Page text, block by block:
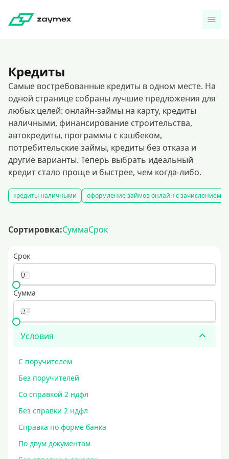
Кредиты
Самые востребованные кредиты в одном месте. На
одной странице собраны лучшие предложения для
любых целей: онлайн-займы на карту, кредиты
наличными, финансирование строительства,
автокредиты, программы с кэшбеком,
потребительские займы, кредиты без отказа и
другие варианты. Теперь выбрать идеальный
кредит стало проще и быстрее, чем когда-либо.
кредиты наличными оформление займов онлайн с зачислением
Сортировка:СуммаСрок
Срок
Сумма
Условия
С поручителем
Без поручителей
Со справкой 2 ндфл
Без справки 2 ндфл
Справка по форме банка
По двум документам